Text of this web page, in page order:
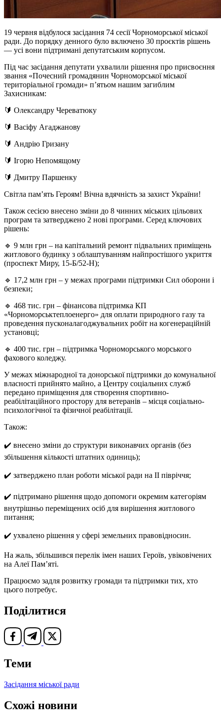
19 червня відбулося засідання 74 сесії Чорноморської міської
ради. До порядку денного було включено 30 проєктів рішень
— усі вони підтримані депутатським корпусом.
Під час засідання депутати ухвалили рішення про присвоєння
звання «Почесний громадянин Чорноморської міської
територіальної громади» п’ятьом нашим загиблим
Захисникам:
🔰 Олександру Череватюку
🔰 Васіфу Агаджанову
🔰 Андрію Гризану
🔰 Ігорю Непомящому
🔰 Дмитру Паршенку
Світла пам’ять Героям! Вічна вдячність за захист України!
Також сесією внесено зміни до 8 чинних міських цільових
програм та затверджено 2 нові програми. Серед ключових
рішень:
🔹 9 млн грн – на капітальний ремонт підвальних приміщень
житлового будинку з облаштуванням найпростішого укриття
(проспект Миру, 15-Б/52-Н);
🔹 17,2 млн грн – у межах програми підтримки Сил оборони і
безпеки;
🔹 468 тис. грн – фінансова підтримка КП
«Чорноморськтеплоенерго» для оплати природного газу та
проведення пусконалагоджувальних робіт на когенераційній
установці;
🔹 400 тис. грн – підтримка Чорноморського морського
фахового коледжу.
У межах міжнародної та донорської підтримки до комунальної
власності прийнято майно, а Центру соціальних служб
передано приміщення для створення спортивно-
реабілітаційного простору для ветеранів – місця соціально-
психологічної та фізичної реабілітації.
Також:
✔️ внесено зміни до структури виконавчих органів (без
збільшення кількості штатних одиниць);
✔️ затверджено план роботи міської ради на ІІ півріччя;
✔️ підтримано рішення щодо допомоги окремим категоріям
внутрішньо переміщених осіб для вирішення житлового
питання;
✔️ ухвалено рішення у сфері земельних правовідносин.
На жаль, збільшився перелік імен наших Героїв, увіковічених
на Алеї Пам’яті.
Працюємо задля розвитку громади та підтримки тих, хто
цього потребує.
Поділитися
Теми
Засідання міської ради
Схожі новини